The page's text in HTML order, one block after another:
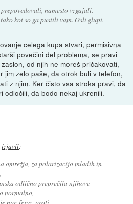
namesto vzgajali.
kot so ga pustili vam. Osli glupi.
celega kupa stvari, permisivna
povečini del problema, se pravi
od njih ne moreš pričakovati,
jim zelo paše, da otrok buli v telefon,
z njim. Ker čisto vsa stroka pravi, da
odločili, da bodo nekaj ukrenili.
izjavil:
omrežja, za polarizacijo mladih in
odlično preprečila njihove
normalno,